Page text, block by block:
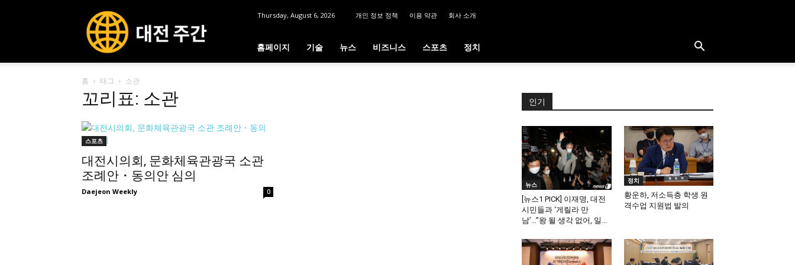
전
주
Thursday, August 6, 2026 개인 정보 정책 이용 약관 회사 소개
홈페이지 기술 뉴스 비즈니스 스포츠 정치
홈 태그 소관
꼬리표: 소관
스포츠
대전시의회, 문화체육관광국 소관
조례안・동의안 심의
Daejeon Weekly 0
인기
뉴스
[뉴스1 PICK] 이재명, 대전
시민들과 ‘게릴라 만
남’…”왕 될 생각 없어, 일...
정치
황운하, 저소득층 학생 원
격수업 지원법 발의